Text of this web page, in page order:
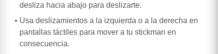
desliza hacia abajo para deslizarte.
Usa deslizamientos a la izquierda o a la derecha en
pantallas táctiles para mover a tu stickman en
consecuencia.